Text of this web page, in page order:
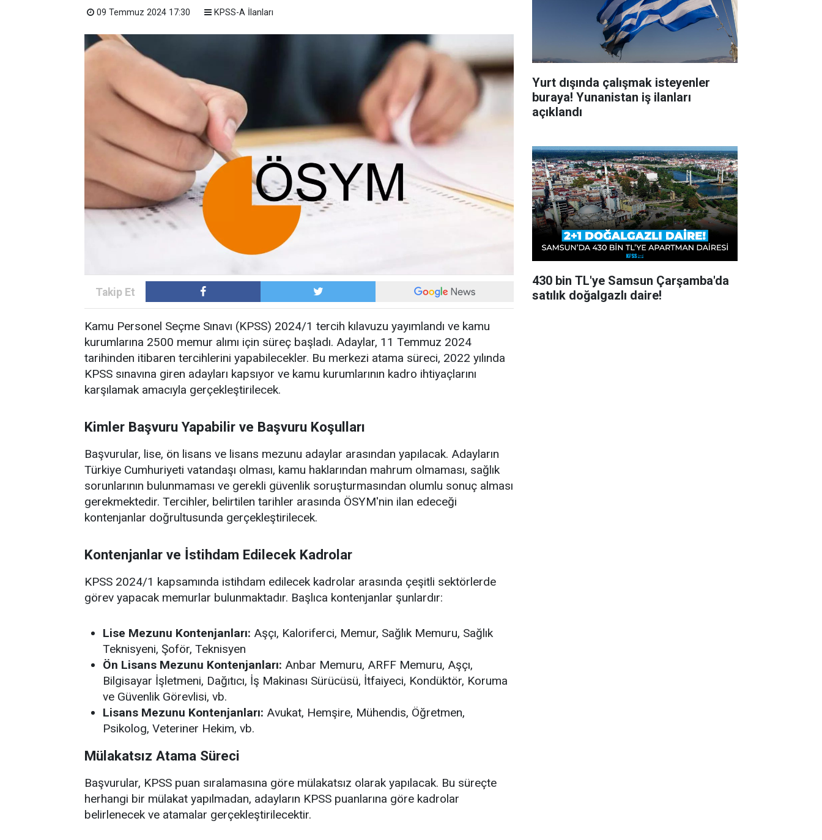
09 Temmuz 2024 17:30 KPSS-A İlanları
Kamu Personel Seçme Sınavı (KPSS) 2024/1 tercih kılavuzu yayımlandı ve kamu
kurumlarına 2500 memur alımı için süreç başladı. Adaylar, 11 Temmuz 2024
tarihinden itibaren tercihlerini yapabilecekler. Bu merkezi atama süreci, 2022 yılında
KPSS sınavına giren adayları kapsıyor ve kamu kurumlarının kadro ihtiyaçlarını
karşılamak amacıyla gerçekleştirilecek.
Kimler Başvuru Yapabilir ve Başvuru Koşulları
Başvurular, lise, ön lisans ve lisans mezunu adaylar arasından yapılacak. Adayların
Türkiye Cumhuriyeti vatandaşı olması, kamu haklarından mahrum olmaması, sağlık
sorunlarının bulunmaması ve gerekli güvenlik soruşturmasından olumlu sonuç alması
gerekmektedir. Tercihler, belirtilen tarihler arasında ÖSYM'nin ilan edeceği
kontenjanlar doğrultusunda gerçekleştirilecek.
Kontenjanlar ve İstihdam Edilecek Kadrolar
KPSS 2024/1 kapsamında istihdam edilecek kadrolar arasında çeşitli sektörlerde
görev yapacak memurlar bulunmaktadır. Başlıca kontenjanlar şunlardır:
Lise Mezunu Kontenjanları: Aşçı, Kaloriferci, Memur, Sağlık Memuru, Sağlık
Teknisyeni, Şoför, Teknisyen
Ön Lisans Mezunu Kontenjanları: Anbar Memuru, ARFF Memuru, Aşçı,
Bilgisayar İşletmeni, Dağıtıcı, İş Makinası Sürücüsü, İtfaiyeci, Kondüktör, Koruma
ve Güvenlik Görevlisi, vb.
Lisans Mezunu Kontenjanları: Avukat, Hemşire, Mühendis, Öğretmen,
Psikolog, Veteriner Hekim, vb.
Mülakatsız Atama Süreci
Başvurular, KPSS puan sıralamasına göre mülakatsız olarak yapılacak. Bu süreçte
herhangi bir mülakat yapılmadan, adayların KPSS puanlarına göre kadrolar
belirlenecek ve atamalar gerçekleştirilecektir.
Yurt dışında çalışmak isteyenler
buraya! Yunanistan iş ilanları
açıklandı
430 bin TL'ye Samsun Çarşamba'da
satılık doğalgazlı daire!